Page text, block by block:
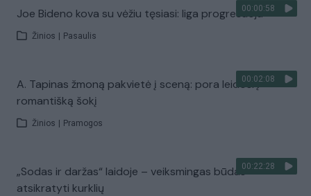
00:00:58
Joe Bideno kova su vėžiu tęsiasi: liga progresuoja
Žinios Pasaulis
00:02:08
A. Tapinas žmoną pakvietė į sceną: pora leidosi į
romantišką šokį
Žinios Pramogos
00:22:28
„Sodas ir daržas“ laidoje – veiksmingas būdas
atsikratyti kurklių